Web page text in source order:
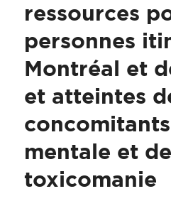
ressources
personnes
Montréal et
et atteintes
mentale et de
toxicomanie